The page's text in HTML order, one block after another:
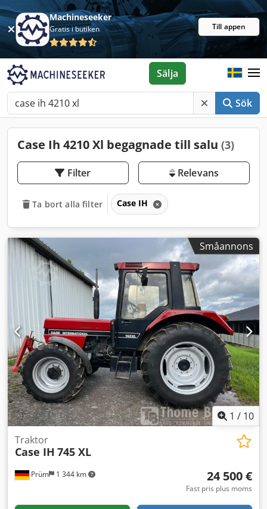
Machineseeker
Gratis i butiken Till appen
Sök
Sälja
Case Ih 4210 Xl begagnade till salu (3)
Filter Relevans
Ta bort alla filter Case IH
Småannons
1 / 10
Prüm 1 344 km
Traktor
Case IH 745 XL
24 500 €
Fast pris plus moms